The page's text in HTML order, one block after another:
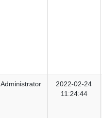
Administrator
2022-02-24
11:24:44